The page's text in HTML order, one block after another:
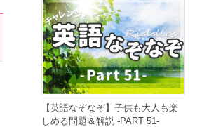
【英語なぞなぞ】子供も大人も楽
しめる問題＆解説 -PART 51-